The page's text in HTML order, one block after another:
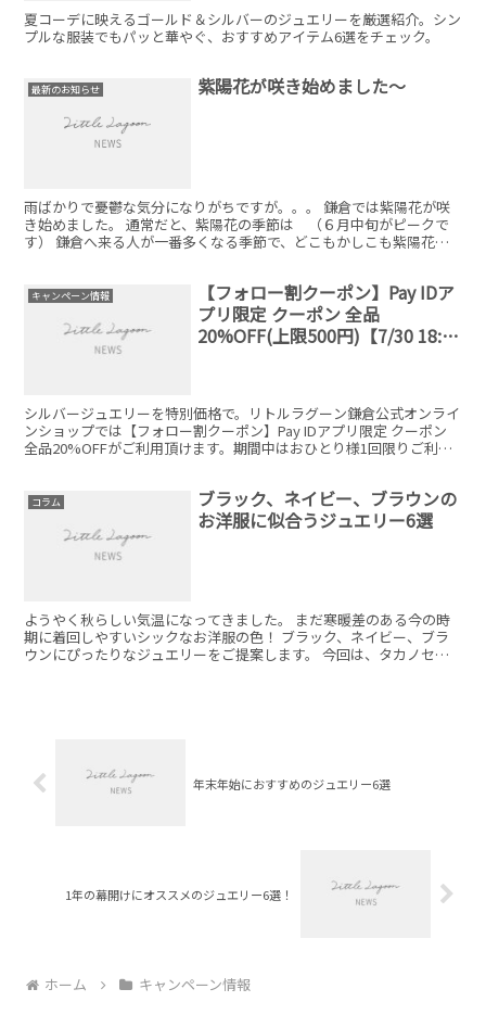
夏コーデに映えるゴールド＆シルバーのジュエリーを厳選紹介。シン
プルな服装でもパッと華やぐ、おすすめアイテム6選をチェック。
最新のお知らせ 紫陽花が咲き始めました〜
雨ばかりで憂鬱な気分になりがちですが。。。 鎌倉では紫陽花が咲
き始めました。 通常だと、紫陽花の季節は （６月中旬がピークで
す） 鎌倉へ来る人が一番多くなる季節で、どこもかしこも紫陽花と
キャンペーン情報
【フォロー割クーポン】Pay IDア
プリ限定 クーポン 全品
20%OFF(上限500円)【7/30 18:00
シルバージュエリーを特別価格で。リトルラグーン鎌倉公式オンライ
ンショップでは【フォロー割クーポン】Pay IDアプリ限定 クーポン
全品20%OFFがご利用頂けます。期間中はおひとり様1回限りご利用
コラム
ブラック、ネイビー、ブラウンの
お洋服に似合うジュエリー6選
ようやく秋らしい気温になってきました。 まだ寒暖差のある今の時
期に着回しやすいシックなお洋服の色！ ブラック、ネイビー、ブラ
ウンにぴったりなジュエリーをご提案します。 今回は、タカノセレ
年末年始におすすめのジュエリー6選
1年の幕開けにオススメのジュエリー6選！
ホーム キャンペーン情報